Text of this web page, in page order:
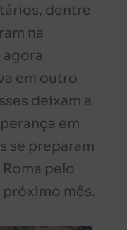
dentre
na
agora
em outro
deixam a
em
se preparam
pelo
mês.